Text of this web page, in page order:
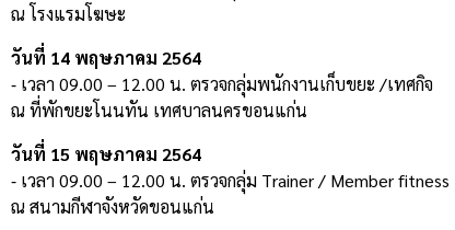
ณ โรงแรมโฆษะ
วันที่ 14 พฤษภาคม 2564
⁃ เวลา 09.00 – 12.00 น. ตรวจกลุ่มพนักงานเก็บขยะ /เทศกิจ
ณ ที่พักขยะโนนทัน เทศบาลนครขอนแก่น
วันที่ 15 พฤษภาคม 2564
⁃ เวลา 09.00 – 12.00 น. ตรวจกลุ่ม Trainer / Member fitness
ณ สนามกีฬาจังหวัดขอนแก่น